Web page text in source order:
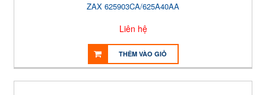
ZAX 625903CA/625A40AA
Liên hệ
THÊM VÀO GIỎ